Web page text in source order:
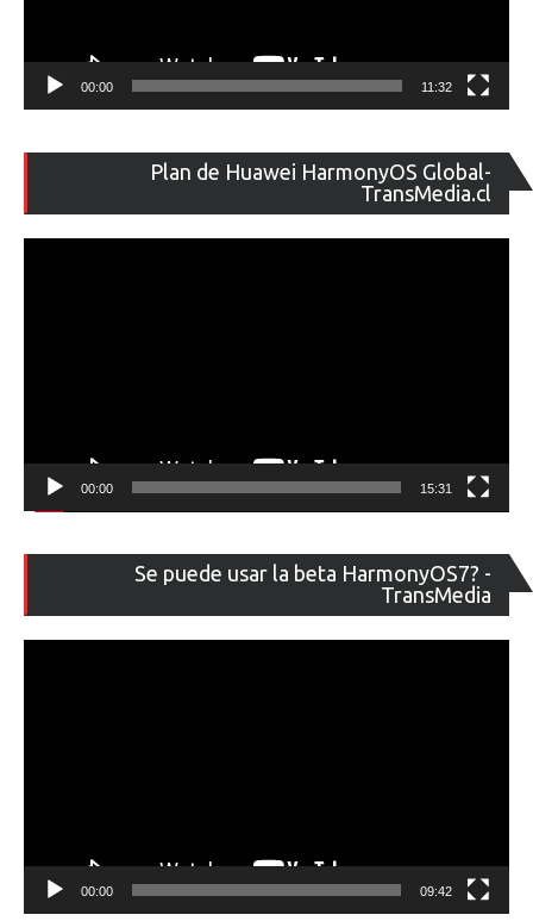
00:00 11:32
Plan de Huawei HarmonyOS Global-
TransMedia.cl
de
00:00 15:31
Se puede usar la beta HarmonyOS7? -
TransMedia
de
00:00 09:42